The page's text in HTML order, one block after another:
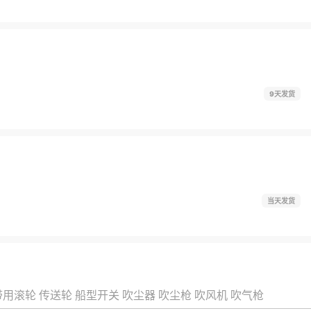
9天发货
当天发货
滚轮 传送轮 船型开关 吹尘器 吹尘枪 吹风机 吹气枪